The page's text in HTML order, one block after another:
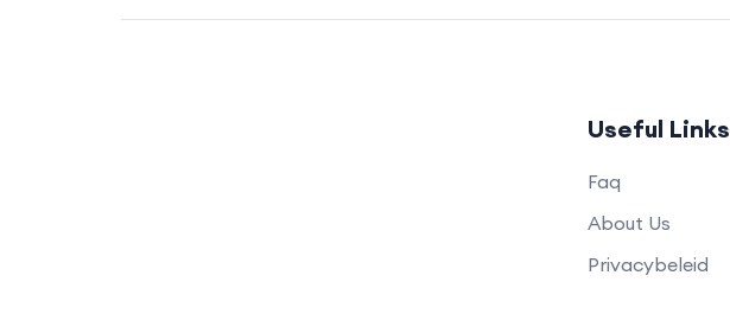
Useful Links
Faq
About Us
Privacybeleid